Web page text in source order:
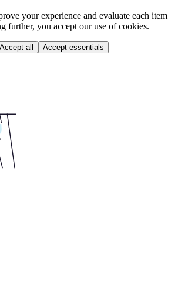
your experience and evaluate each item
further, you accept our use of cookies.
Accept all Accept essentials